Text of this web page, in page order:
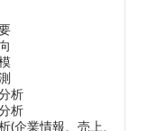
析
析
(企業情報、売上、